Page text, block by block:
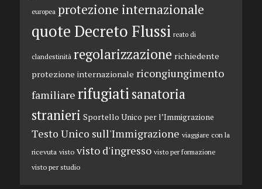
europea protezione internazionale
quote Decreto Flussi reato di
clandestinità regolarizzazione richiedente
protezione internazionale ricongiungimento
familiare rifugiatisanatoria
stranieri Sportello Unico per l’Immigrazione
Testo Unico sull'Immigrazione viaggiare con la
ricevuta visto visto d'ingresso visto per formazione
visto per studio